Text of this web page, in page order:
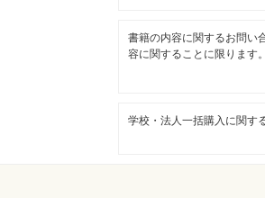
書籍の内容に関するお問い
容に関することに限ります。
学校・法人一括購入に関す